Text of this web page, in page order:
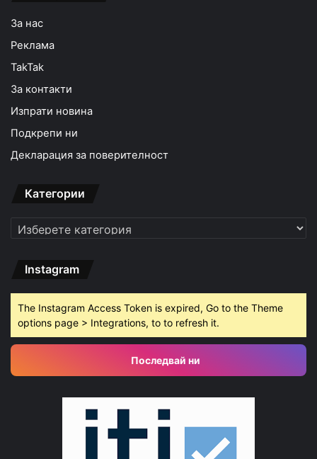
За нас
Реклама
TakTak
За контакти
Изпрати новина
Подкрепи ни
Декларация за поверителност
Категории
Категории
Instagram
The Instagram Access Token is expired, Go to the Theme
options page > Integrations, to to refresh it.
Последвай ни